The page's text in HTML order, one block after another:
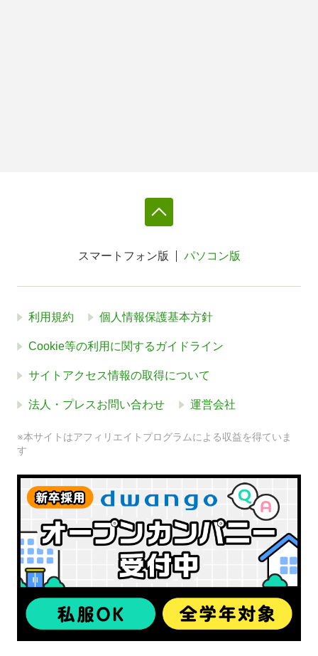
スマートフォン版 パソコン版
利用規約 個人情報保護基本方針
Cookie等の利用に関するガイドライン
サイトアクセス情報の取得について
法人・プレスお問い合わせ 運営会社
※本サイトはアフィリエイトプログラムによる収益を得ていま
す